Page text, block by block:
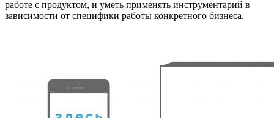
работе с продуктом, и уметь применять инструментарий в
зависимости от специфики работы конкретного бизнеса.